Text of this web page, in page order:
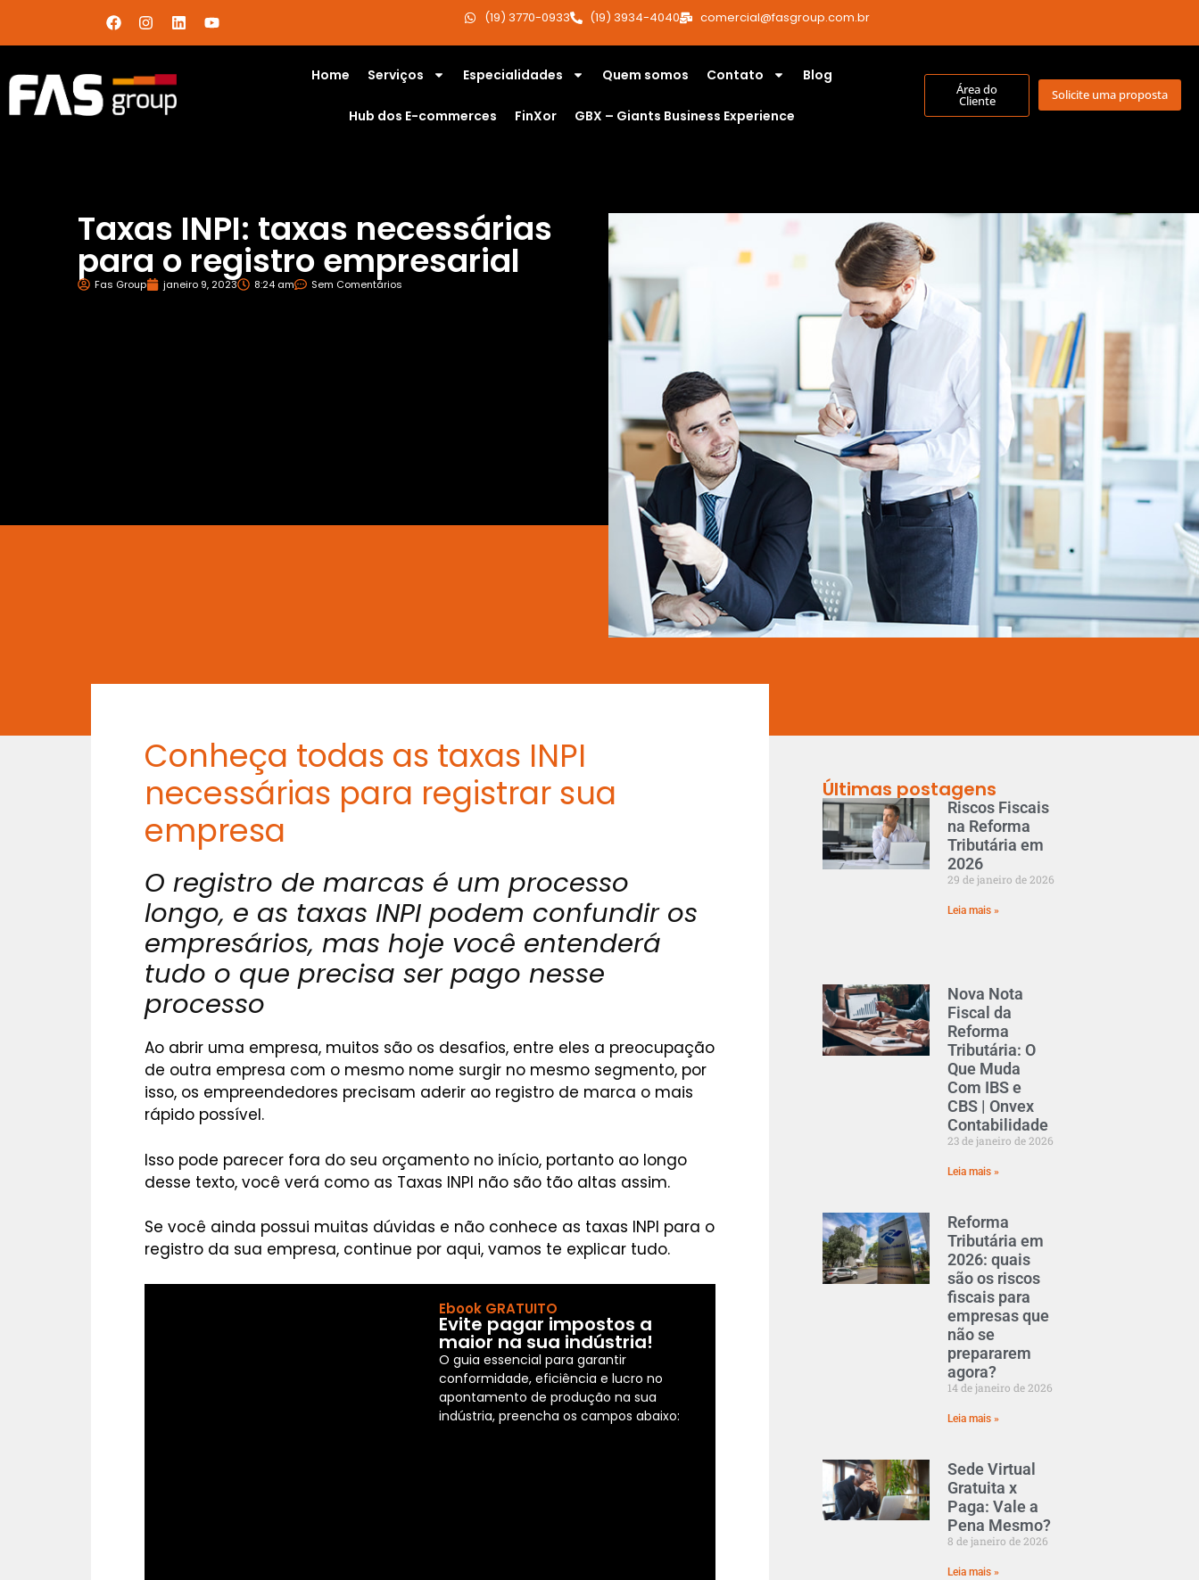
(19) 3770-0933 (19) 3934-4040 comercial@fasgroup.com.br
Home Serviços Especialidades Quem somos Contato Blog
Hub dos E-commerces FinXor GBX – Giants Business Experience
Área do
Cliente Solicite uma proposta
Taxas INPI: taxas necessárias
para o registro empresarial
Fas Group janeiro 9, 2023 8:24 am Sem Comentários
Últimas postagens
Riscos Fiscais
na Reforma
Tributária em
2026
29 de janeiro de 2026
Leia mais »
Nova Nota
Fiscal da
Reforma
Tributária: O
Que Muda
Com IBS e
CBS | Onvex
Contabilidade
23 de janeiro de 2026
Leia mais »
Reforma
Tributária em
2026: quais
são os riscos
fiscais para
empresas que
não se
prepararem
agora?
14 de janeiro de 2026
Leia mais »
Sede Virtual
Gratuita x
Paga: Vale a
Pena Mesmo?
8 de janeiro de 2026
Leia mais »
Conheça todas as taxas INPI
necessárias para registrar sua
empresa
O registro de marcas é um processo
longo, e as taxas INPI podem confundir os
empresários, mas hoje você entenderá
tudo o que precisa ser pago nesse
processo
Ao abrir uma empresa, muitos são os desafios, entre eles a preocupação
de outra empresa com o mesmo nome surgir no mesmo segmento, por
isso, os empreendedores precisam aderir ao registro de marca o mais
rápido possível.
Isso pode parecer fora do seu orçamento no início, portanto ao longo
desse texto, você verá como as Taxas INPI não são tão altas assim.
Se você ainda possui muitas dúvidas e não conhece as taxas INPI para o
registro da sua empresa, continue por aqui, vamos te explicar tudo.
Ebook GRATUITO
Evite pagar impostos a
maior na sua indústria!
O guia essencial para garantir
conformidade, eficiência e lucro no
apontamento de produção na sua
indústria, preencha os campos abaixo: